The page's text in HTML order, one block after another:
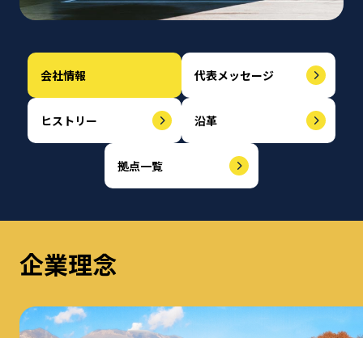
会社情報 代表メッセージ
ヒストリー 沿革
拠点一覧
企業理念